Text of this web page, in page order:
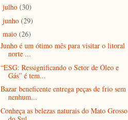
julho (30)
junho (29)
maio (26)
Junho é um ótimo mês para visitar o litoral
norte ...
“ESG: Ressignificando o Setor de Óleo e
Gás” é tem...
Bazar beneficente entrega peças de frio sem
nenhum...
Conheça as belezas naturais do Mato Grosso